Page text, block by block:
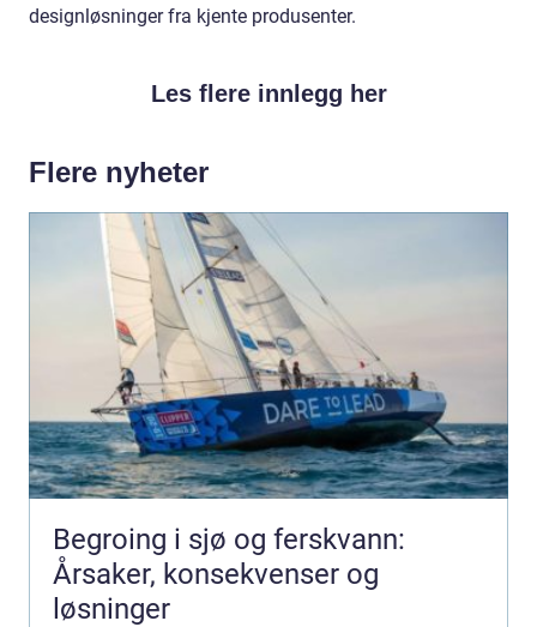
designløsninger fra kjente produsenter.
Les flere innlegg her
Flere nyheter
Begroing i sjø og ferskvann:
Årsaker, konsekvenser og
løsninger